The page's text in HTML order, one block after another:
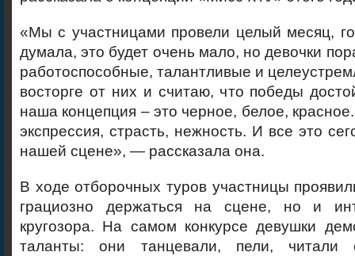
«Мы с участницами провели целый месяц,
думала, это будет очень мало, но девочки
работоспособные, талантливые и
восторге от них и считаю, что победы
наша концепция – это черное, белое,
экспрессия, страсть, нежность. И все это
нашей сцене», — рассказала она.
В ходе отборочных туров участницы
грациозно держаться на сцене, но и
кругозора. На самом конкурсе девушки
таланты: они танцевали, пели, читали